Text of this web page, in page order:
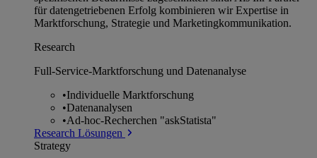
für datengetriebenen Erfolg kombinieren wir Expertise in
Marktforschung, Strategie und Marketingkommunikation.
Research
Full-Service-Marktforschung und Datenanalyse
•Individuelle Marktforschung
•Datenanalysen
•Ad-hoc-Recherchen "askStatista"
Research Lösungen
Strategy